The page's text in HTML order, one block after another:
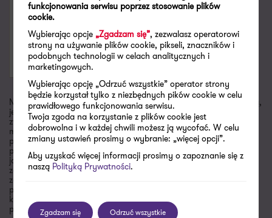
SPECJALIZACJE
Jednolity Plik Kontrolny (JPK)
Doradztwo podatkowe
SPECJALIZACJE
Audyt podatkowy
Doradztwo podatkowe
Niniejsza publikacja została sporządzona z najwyższą starannością,
jednak niektóre informacje zostały podane w formie skróconej. W
związku z tym artykuły i komentarze zawarte w „Newsletterze”
mają charakter poglądowy, a zawarte w nich informacje nie
powinny zastąpić szczegółowej analizy zagadnienia. Wobec
powyższego Grant Thornton nie ponosi odpowiedzialności za
jakiekolwiek straty powstałe w wyniku czynności podjętych lub
zaniechanych na podstawie niniejszej publikacji. Jeżeli są Państwo
zainteresowani dokładniejszym omówieniem niektórych kwestii
poruszonych w bieżącym numerze „Newslettera”, zachęcamy do
kontaktu i nawiązania współpracy. Wszelkie uwagi i sugestie
prosimy kierować na adres jacek.kowalczyk@pl.gt.com.
funkcjonowania serwisu poprzez stosowanie plików
cookie.
Wybierając opcje„Zgadzam się”, zezwalasz operatorowi
strony na używanie plików cookie, pikseli, znaczników i
podobnych technologii w celach analitycznych i
marketingowych.
Wybierając opcję „Odrzuć wszystkie” operator strony
będzie korzystał tylko z niezbędnych pików cookie w celu
prawidłowego funkcjonowania serwisu.
Twoja zgoda na korzystanie z plików cookie jest
dobrowolna i w każdej chwili możesz ją wycofać. W celu
zmiany ustawień prosimy o wybranie: „więcej opcji”.
Aby uzyskać więcej informacji prosimy o zapoznanie się z
naszą Polityką Prywatności.
Zgadzam się Odrzuć wszystkie